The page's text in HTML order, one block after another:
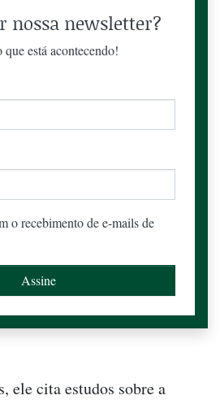
nossa newsletter?
está acontecendo!
o recebimento de e-mails de
ele cita estudos sobre a